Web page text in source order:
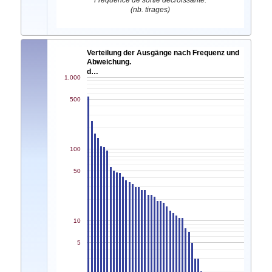
(nb. tirages)
Verteilung der Ausgänge nach Frequenz und
Abweichung.
d…
5
10
50
100
500
1,000